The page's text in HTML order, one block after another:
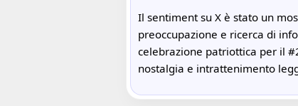
Il sentiment su X è stato un
preoccupazione e ricerca di
celebrazione patriottica per il
nostalgia e intrattenimento